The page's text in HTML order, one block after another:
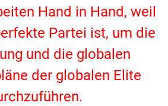
Hand in Hand, weil
Partei ist, um die
und die globalen
der globalen Elite